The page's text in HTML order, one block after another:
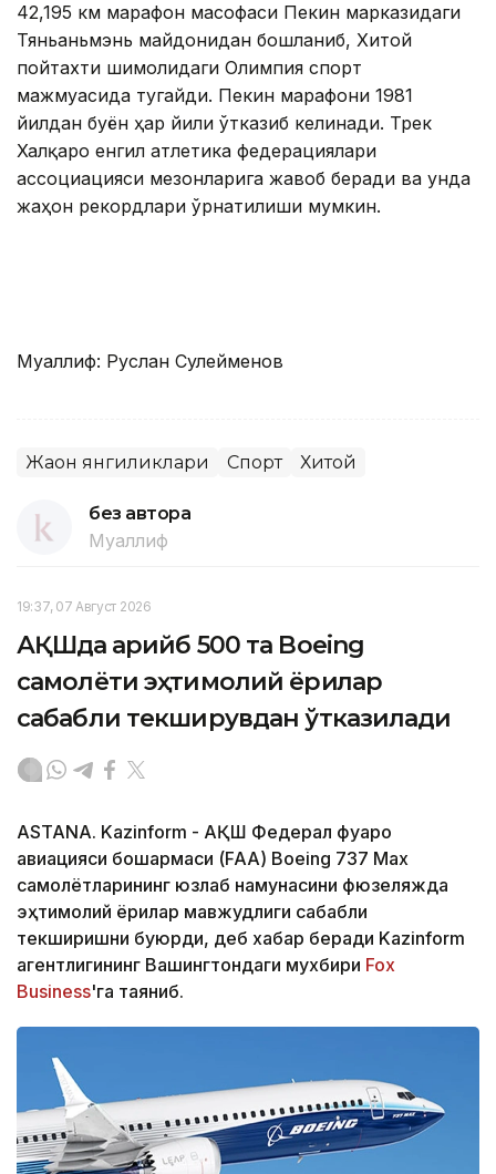
42,195 км марафон масофаси Пекин марказидаги
Тяньаньмэнь майдонидан бошланиб, Хитой
пойтахти шимолидаги Олимпия спорт
мажмуасида тугайди. Пекин марафони 1981
йилдан буён ҳар йили ўтказиб келинади. Трек
Халқаро енгил атлетика федерациялари
ассоциацияси мезонларига жавоб беради ва унда
жаҳон рекордлари ўрнатилиши мумкин.
Муаллиф: Руслан Сулейменов
Жаҳон янгиликлари Спорт Хитой
без автора
Муаллиф
19:37, 07 Август 2026
АҚШда қарийб 500 та Boeing
самолёти эҳтимолий ёриқлар
сабабли текширувдан ўтказилади
ASTANA. Kazinform - АҚШ Федерал фуқаро
авиацияси бошқармаси (FAA) Boeing 737 Max
самолётларининг юзлаб намунасини фюзеляжда
эҳтимолий ёриқлар мавжудлиги сабабли
текширишни буюрди, деб хабар беради Kazinform
агентлигининг Вашингтондаги мухбири Fox
Business'га таяниб.